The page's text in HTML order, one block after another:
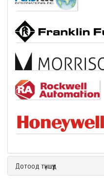
Дотоод түншүүд